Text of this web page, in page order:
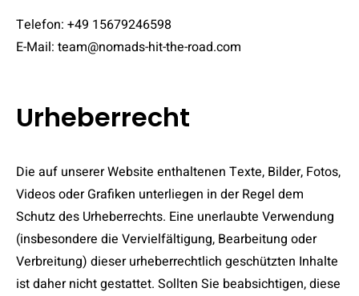
Telefon: +49 15679246598
E-Mail: team@nomads-hit-the-road.com
Urheberrecht
Die auf unserer Website enthaltenen Texte, Bilder, Fotos,
Videos oder Grafiken unterliegen in der Regel dem
Schutz des Urheberrechts. Eine unerlaubte Verwendung
(insbesondere die Vervielfältigung, Bearbeitung oder
Verbreitung) dieser urheberrechtlich geschützten Inhalte
ist daher nicht gestattet. Sollten Sie beabsichtigen, diese